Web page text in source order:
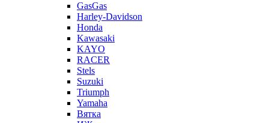
GasGas
Harley-Davidson
Honda
Kawasaki
KAYO
RACER
Stels
Suzuki
Triumph
Yamaha
Вятка